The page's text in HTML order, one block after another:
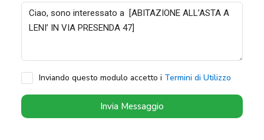
Inviando questo modulo accetto i Termini di Utilizzo
Invia Messaggio